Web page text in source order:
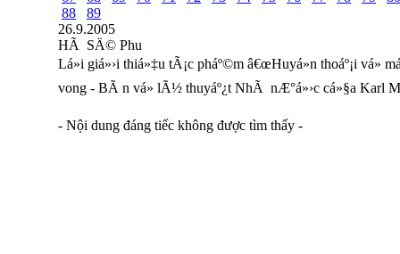
88
89
26.9.2005
HÃ SÄ© Phu
Lá»i giá»›i thiá»‡u tÃ¡c pháº©m â€œHuyá»n thoáº¡i
vong - BÃ n vá» lÃ½ thuyáº¿t NhÃ nÆ°á»›c cá»§a Karl
- Nội dung đáng tiếc không được tìm thấy -